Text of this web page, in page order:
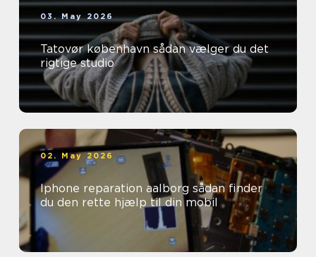
03. May 2026
Tatovør københavn sådan vælger du det
rigtige studio
02. May 2026
Iphone reparation aalborg sådan finder
du den rette hjælp til din mobil